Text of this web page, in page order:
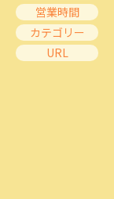
営業時間
カテゴリー
URL